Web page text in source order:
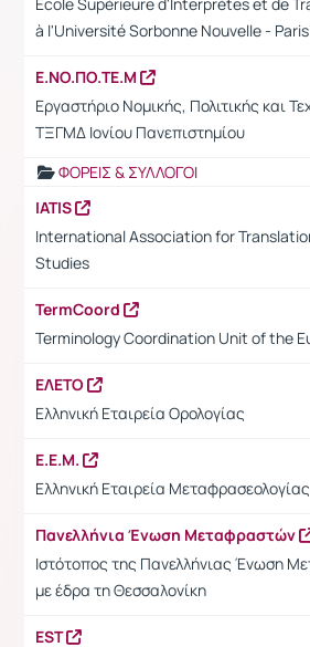
à l'Université Sorbonne Nouvelle -
Ε.ΝΟ.ΠΟ.ΤΕ.Μ
Εργαστήριο Νομικής, Πολιτικής και
ΤΞΓΜΔ Ιονίου Πανεπιστημίου
ΦΟΡΕΙΣ & ΣΥΛΛΟΓΟΙ
IATIS
International Association for
Studies
TermCoord
Terminology Coordination Unit of the
ΕΛΕΤΟ
Ελληνική Εταιρεία Ορολογίας
Ε.Ε.Μ.
Ελληνική Εταιρεία Μεταφρασεολογίας
Πανελλήνια Ένωση Μεταφραστών
Ιστότοπος της Πανελλήνιας Ένωση
με έδρα τη Θεσσαλονίκη
EST